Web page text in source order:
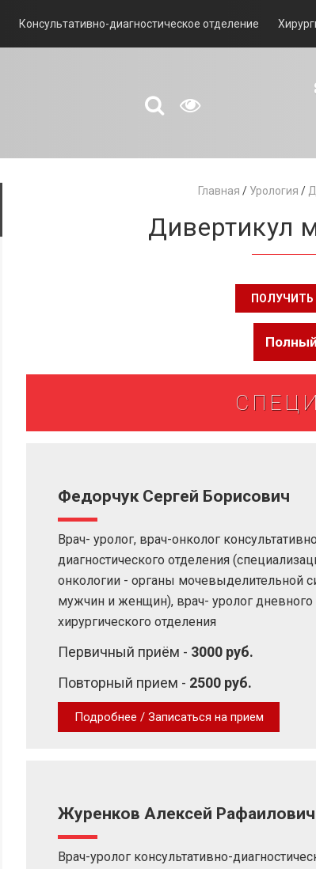
Консультативно-диагностическое отделение
Главная / Урология /
Дивертикул
Федорчук Сергей Борисович
Врач- уролог, врач-онколог
диагностического отделения
онкологии - органы мочевыделительной
мужчин и женщин), врач- уролог дневного
хирургического отделения
Первичный приём - 3000 руб.
Повторный прием - 2500 руб.
Подробнее / Записаться на прием
Журенков Алексей Рафаилович
Врач-уролог консультативно-